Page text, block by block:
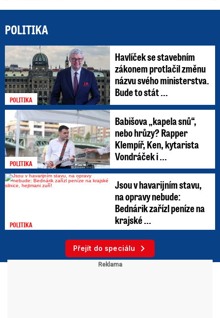
POLITIKA
POLITIKA
Havlíček se stavebním
zákonem protlačil změnu
názvu svého ministerstva.
Bude to stát ...
POLITIKA
Babišova „kapela snů“,
nebo hrůzy? Rapper
Klempíř, Ken, kytarista
Vondráček i ...
POLITIKA
Jsou v havarijním stavu,
na opravy nebude:
Bednárik zařízl peníze na
krajské ...
Přejít do speciálu